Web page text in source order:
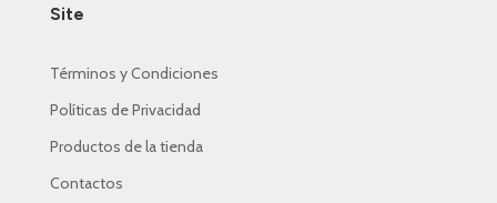
Site
Términos y Condiciones
Políticas de Privacidad
Productos de la tienda
Contactos